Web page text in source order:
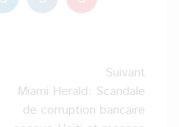
Suivant
Miami Herald: Scandale
de corruption bancaire